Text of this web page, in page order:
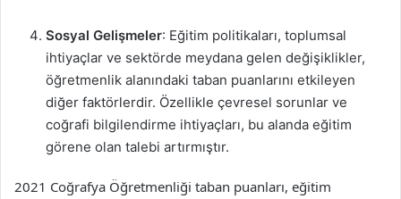
Sosyal Gelişmeler: Eğitim politikaları, toplumsal
ihtiyaçlar ve sektörde meydana gelen değişiklikler,
öğretmenlik alanındaki taban puanlarını etkileyen
diğer faktörlerdir. Özellikle çevresel sorunlar ve
coğrafi bilgilendirme ihtiyaçları, bu alanda eğitim
görene olan talebi artırmıştır.
2021 Coğrafya Öğretmenliği taban puanları, eğitim